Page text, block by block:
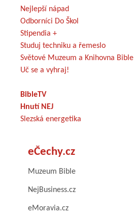
Nejlepší nápad
Odborníci Do Škol
Stipendia +
Studuj techniku a řemeslo
Světové Muzeum a Knihovna Bible
Uč se a vyhraj!
BibleTV
Hnutí NEJ
Slezská energetika
eČechy.cz
Muzeum Bible
NejBusiness.cz
eMoravia.cz